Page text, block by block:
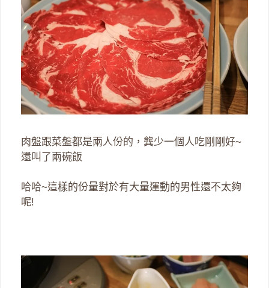
肉盤跟菜盤都是兩人份的，龔少一個人吃剛剛好~
還叫了兩碗飯
哈哈~這樣的份量對於有大量運動的男性還不太夠
呢!